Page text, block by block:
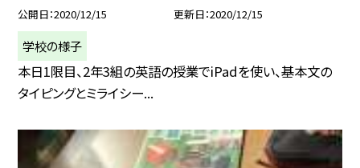
公開日 2020/12/15 更新日 2020/12/15
学校の様子
本日1限目、2年3組の英語の授業でiPadを使い、基本文の
タイピングとミライシー...